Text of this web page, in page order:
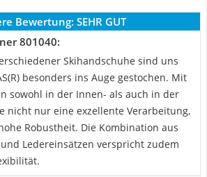
Bewertung: SEHR GUT
‎801040:
Skihandschuhe sind uns
besonders ins Auge gestochen. Mit
sowohl in der Innen- als auch in der
nicht nur eine exzellente Verarbeitung,
Robustheit. Die Kombination aus
Ledereinsätzen verspricht zudem